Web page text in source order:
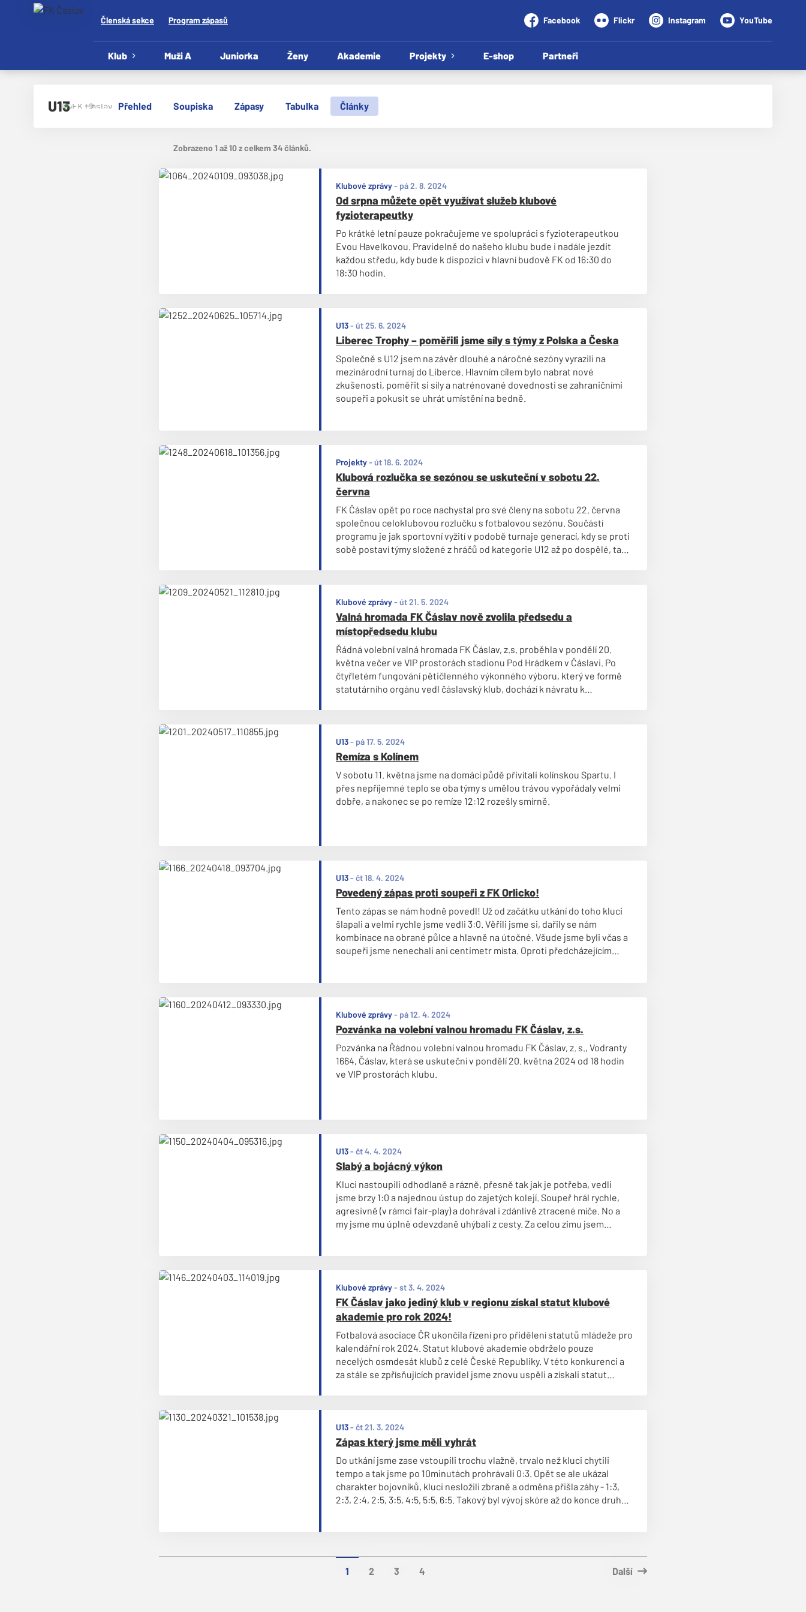
Členská sekce Program zápasů Facebook Flickr Instagram YouTube
Klub Muži A Juniorka Ženy Akademie Projekty E-shop Partneři
U13 Přehled Soupiska Zápasy Tabulka Články
Zobrazeno 1 až 10 z celkem 34 článků.
Klubové zprávy- pá 2. 8. 2024
Od srpna můžete opět využívat služeb klubové
fyzioterapeutky
Po krátké letní pauze pokračujeme ve spolupráci s fyzioterapeutkou
Evou Havelkovou. Pravidelně do našeho klubu bude i nadále jezdit
každou středu, kdy bude k dispozici v hlavní budově FK od 16:30 do
18:30 hodin.
U13-út 25. 6. 2024
Liberec Trophy – poměřili jsme síly s týmy z Polska a Česka
Společně s U12 jsem na závěr dlouhé a náročné sezóny vyrazili na
mezinárodní turnaj do Liberce. Hlavním cílem bylo nabrat nové
zkušenosti, poměřit si síly a natrénované dovednosti se zahraničními
soupeři a pokusit se uhrát umístění na bedně.
Projekty-út 18. 6. 2024
Klubová rozlučka se sezónou se uskuteční v sobotu 22.
června
FK Čáslav opět po roce nachystal pro své členy na sobotu 22. června
společnou celoklubovou rozlučku s fotbalovou sezónu. Součástí
programu je jak sportovní vyžití v podobě turnaje generací, kdy se proti
sobě postaví týmy složené z hráčů od kategorie U12 až po dospělé, tak
Bezměrov.
Klubové zprávy-út 21. 5. 2024
Valná hromada FK Čáslav nově zvolila předsedu a
místopředsedu klubu
Řádná volební valná hromada FK Čáslav, z.s. proběhla v pondělí 20.
května večer ve VIP prostorách stadionu Pod Hrádkem v Čáslavi. Po
čtyřletém fungování pětičlenného výkonného výboru, který ve formě
statutárního orgánu vedl čáslavský klub, dochází k návratu k
U13- pá 17. 5. 2024
Remíza s Kolínem
V sobotu 11. května jsme na domácí půdě přivítali kolínskou Spartu. I
přes nepříjemné teplo se oba týmy s umělou trávou vypořádaly velmi
dobře, a nakonec se po remíze 12:12 rozešly smírně.
U13-čt 18. 4. 2024
Povedený zápas proti soupeři z FK Orlicko!
Tento zápas se nám hodně povedl! Už od začátku utkání do toho kluci
šlapali a velmi rychle jsme vedli 3:0. Věřili jsme si, dařily se nám
kombinace na obrané půlce a hlavně na útočné. Všude jsme byli včas a
soupeři jsme nenechali ani centimetr místa. Oproti předcházejícím
Klubové zprávy- pá 12. 4. 2024
Pozvánka na volební valnou hromadu FK Čáslav, z.s.
Pozvánka na Řádnou volební valnou hromadu FK Čáslav, z. s., Vodranty
1664, Čáslav, která se uskuteční v pondělí 20. května 2024 od 18 hodin
ve VIP prostorách klubu.
U13-čt 4. 4. 2024
Slabý a bojácný výkon
Kluci nastoupili odhodlaně a rázně, přesně tak jak je potřeba, vedli
jsme brzy 1:0 a najednou ústup do zajetých kolejí. Soupeř hrál rychle,
agresivně (v rámci fair-play) a dohrával i zdánlivě ztracené míče. No a
my jsme mu úplně odevzdaně uhýbali z cesty. Za celou zimu jsem
Klubové zprávy-st 3. 4. 2024
FK Čáslav jako jediný klub v regionu získal statut klubové
akademie pro rok 2024!
Fotbalová asociace ČR ukončila řízení pro přidělení statutů mládeže pro
kalendářní rok 2024. Statut klubové akademie obdrželo pouze
necelých osmdesát klubů z celé České Republiky. V této konkurenci a
za stále se zpřísňujících pravidel jsme znovu uspěli a získali statut
U13-čt 21. 3. 2024
Zápas který jsme měli vyhrát
Do utkání jsme zase vstoupili trochu vlažně, trvalo než kluci chytili
tempo a tak jsme po 10minutách prohrávali 0:3. Opět se ale ukázal
charakter bojovníků, kluci nesložili zbraně a odměna přišla záhy - 1:3,
2:3, 2:4, 2:5, 3:5, 4:5, 5:5, 6:5. Takový byl vývoj skóre až do konce druhé
1 2 3 4 Další